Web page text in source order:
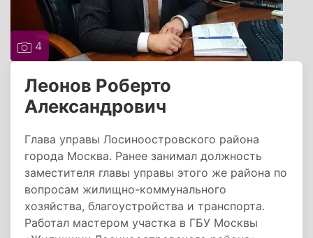
4
Леонов Роберто
Александрович
Глава управы Лосиноостровского района
города Москва. Ранее занимал должность
заместителя главы управы этого же района по
вопросам жилищно-коммунального
хозяйства, благоустройства и транспорта.
Работал мастером участка в ГБУ Москвы